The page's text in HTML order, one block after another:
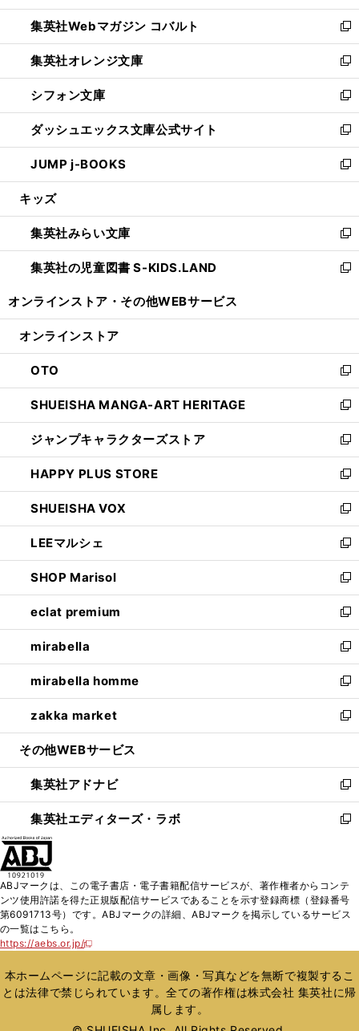
開
く
ウ
で
開
く
ン
ド
ウ
で
開
く
ウ
ィ
ン
ド
ウ
で
開
く
集英社Webマガジン コバルト
新
し
い
ウ
ィ
ン
ド
ウ
で
開
集英社オレンジ文庫
新
し
い
ウ
ィ
ン
ド
ウ
開
く
シフォン文庫
新
し
い
ウ
ィ
ン
ウ
で
開
く
ダッシュエックス文庫公式サイト
新
し
い
ウ
ン
ド
ウ
で
JUMP j-BOOKS
新
し
ウ
ィ
ン
ド
開
キッズ
集英社みらい文庫
新
し
い
ン
ウ
で
開
く
集英社の児童図書 S-KIDS.LAND
新
ウ
ン
ド
ウ
で
開
く
オンラインストア・ その他WEBサービス
オンラインストア
OTO
新
し
い
ウ
ィ
ン
ド
ウ
で
開
く
SHUEISHA MANGA-ART HERITAGE
新
し
い
ウ
ィ
ン
ド
ウ
で
開
く
ジャンプキャラクターズストア
新
し
い
ウ
ィ
ン
ド
ウ
で
開
く
HAPPY PLUS STORE
新
し
い
ウ
ィ
ン
ド
ウ
で
開
く
SHUEISHA VOX
新
し
い
ウ
ィ
ン
ド
ウ
で
開
く
LEEマルシェ
新
し
い
ウ
ィ
ン
ド
ウ
で
開
く
SHOP Marisol
新
し
い
ウ
ィ
ン
ド
ウ
で
開
eclat premium
新
し
い
ウ
ィ
ン
ド
ウ
開
く
mirabella
新
し
い
ウ
ィ
ン
ウ
で
開
く
mirabella homme
新
し
い
ウ
ン
ド
ウ
で
zakka market
新
し
ウ
ィ
ン
ド
く
その他WEBサービス
集英社アドナビ
新
し
い
ド
ウ
で
集英社エディターズ・ラボ
新
ィ
ン
ド
開
く
ABJマークは、この電子書店・電子書籍配信サービスが、著作権者からコンテ
ンツ使用許諾を得た正規版配信サービスであることを示す登録商標（登録番号
第6091713号）です。ABJマークの詳細、ABJマークを掲示しているサービス
の一覧はこちら。
https://aebs.or.jp/
新
い
ウ
ィ
本ホームページに記載の文章・画像・写真などを無断で複製するこ
とは法律で禁じられています。全ての著作権は株式会社 集英社に帰
属します。